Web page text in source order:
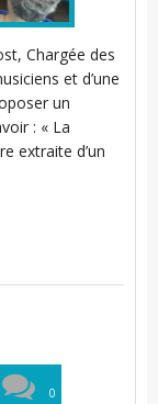
Chargée des
et d’une
un
: « La
extraite d’un
0